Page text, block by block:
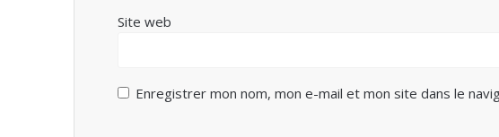
Site web
Enregistrer mon nom, mon e-mail et mon site dans le